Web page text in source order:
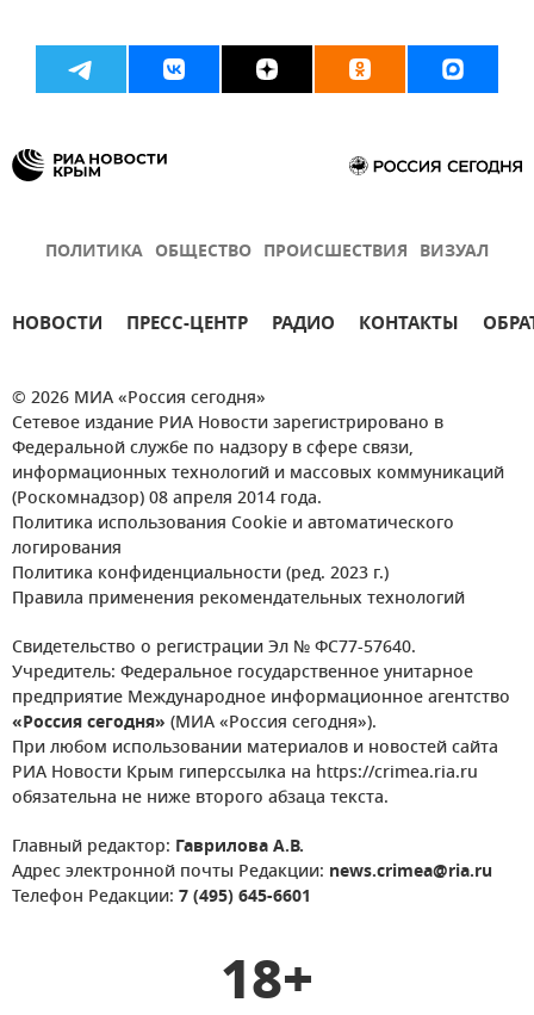
ПОЛИТИКА ОБЩЕСТВО ПРОИСШЕСТВИЯ ВИЗУАЛ
НОВОСТИ ПРЕСС-ЦЕНТР РАДИО КОНТАКТЫ
© 2026 МИА «Россия сегодня»
Сетевое издание РИА Новости зарегистрировано в
Федеральной службе по надзору в сфере связи,
информационных технологий и массовых коммуникаций
(Роскомнадзор) 08 апреля 2014 года.
Политика использования Cookie и автоматического
логирования
Политика конфиденциальности (ред. 2023 г.)
Правила применения рекомендательных технологий
Свидетельство о регистрации Эл № ФС77-57640.
Учредитель: Федеральное государственное унитарное
предприятие Международное информационное агентство
«Россия сегодня» (МИА «Россия сегодня»).
При любом использовании материалов и новостей сайта
РИА Новости Крым гиперссылка на https://crimea.ria.ru
обязательна не ниже второго абзаца текста.
Главный редактор: Гаврилова А.В.
Адрес электронной почты Редакции: news.crimea@ria.ru
Телефон Редакции: 7 (495) 645-6601
18+